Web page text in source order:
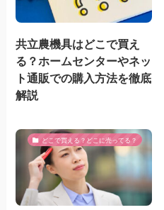
共立農機具はどこで買え
る？ホームセンターやネッ
ト通販での購入方法を徹底
解説
どこで買える？どこに売ってる？